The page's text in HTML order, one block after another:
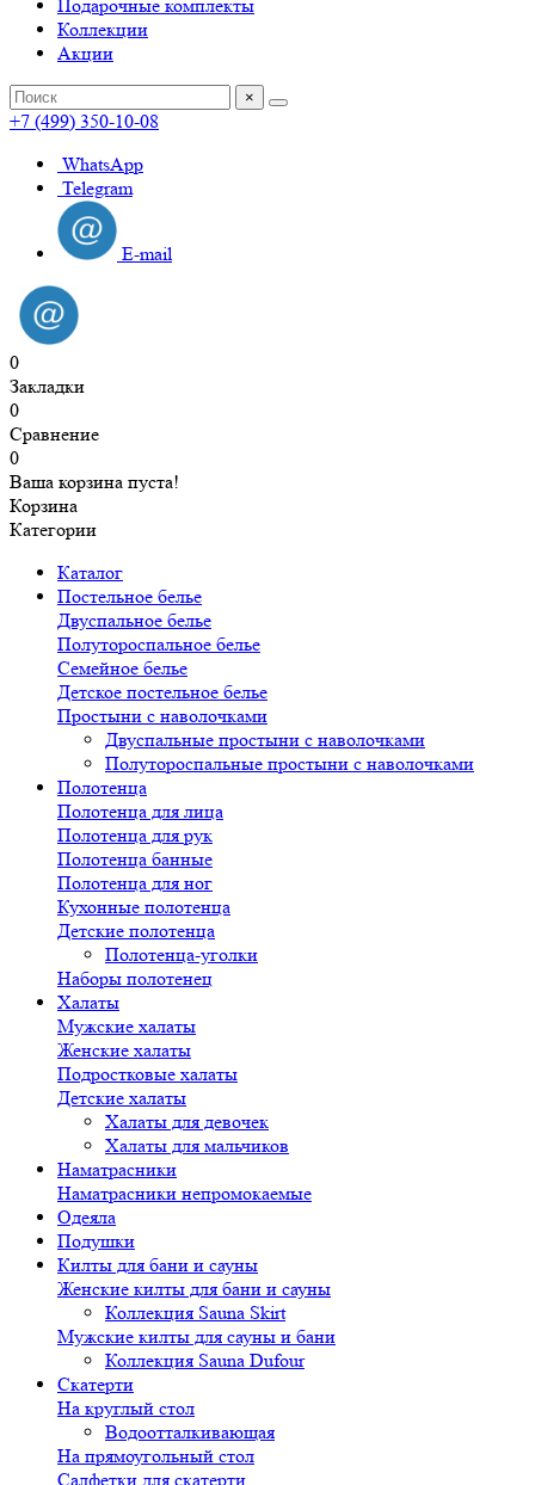
Подарочные комплекты
Коллекции
Акции
×
+7 (499) 350-10-08
WhatsApp
Telegram
E-mail
0
Закладки
0
Сравнение
0
Ваша корзина пуста!
Корзина
Категории
Каталог
Постельное белье
Двуспальное белье
Полутороспальное белье
Семейное белье
Детское постельное белье
Простыни с наволочками
Двуспальные простыни с наволочками
Полутороспальные простыни с наволочками
Полотенца
Полотенца для лица
Полотенца для рук
Полотенца банные
Полотенца для ног
Кухонные полотенца
Детские полотенца
Полотенца-уголки
Наборы полотенец
Халаты
Мужские халаты
Женские халаты
Подростковые халаты
Детские халаты
Халаты для девочек
Халаты для мальчиков
Наматрасники
Наматрасники непромокаемые
Одеяла
Подушки
Килты для бани и сауны
Женские килты для бани и сауны
Коллекция Sauna Skirt
Мужские килты для сауны и бани
Коллекция Sauna Dufour
Скатерти
На круглый стол
Водоотталкивающая
На прямоугольный стол
Салфетки для скатерти